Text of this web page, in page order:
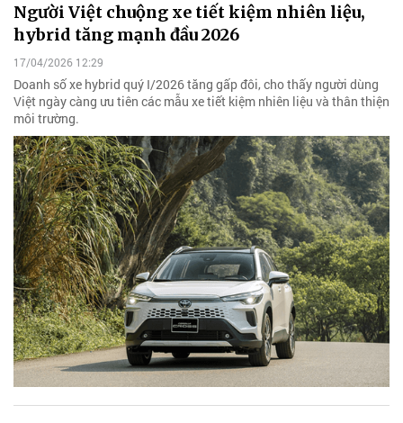
Người Việt chuộng xe tiết kiệm nhiên liệu,
hybrid tăng mạnh đầu 2026
17/04/2026 12:29
Doanh số xe hybrid quý I/2026 tăng gấp đôi, cho thấy người dùng
Việt ngày càng ưu tiên các mẫu xe tiết kiệm nhiên liệu và thân thiện
môi trường.